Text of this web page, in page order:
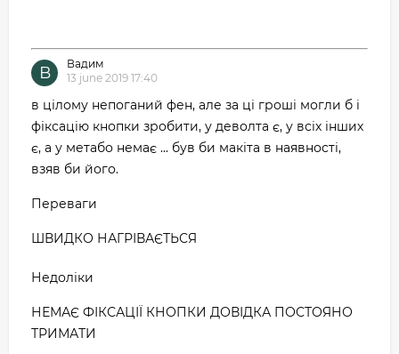
В
Вадим
13 june 2019 17:40
в цілому непоганий фен, але за ці гроші могли б і
фіксацію кнопки зробити, у деволта є, у всіх інших
є, а у метабо немає ... був би макіта в наявності,
взяв би його.
Переваги
ШВИДКО НАГРІВАЄТЬСЯ
Недоліки
НЕМАЄ ФІКСАЦІЇ КНОПКИ ДОВІДКА ПОСТОЯНО
ТРИМАТИ